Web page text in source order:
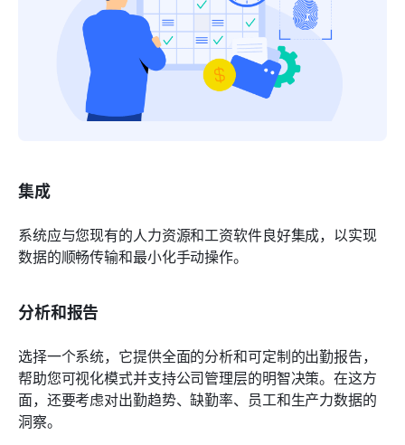
集成
系统应与您现有的人力资源和工资软件良好集成，以实现
数据的顺畅传输和最小化手动操作。
分析和报告
选择一个系统，它提供全面的分析和可定制的出勤报告，
帮助您可视化模式并支持公司管理层的明智决策。在这方
面，还要考虑对出勤趋势、缺勤率、员工和生产力数据的
洞察。